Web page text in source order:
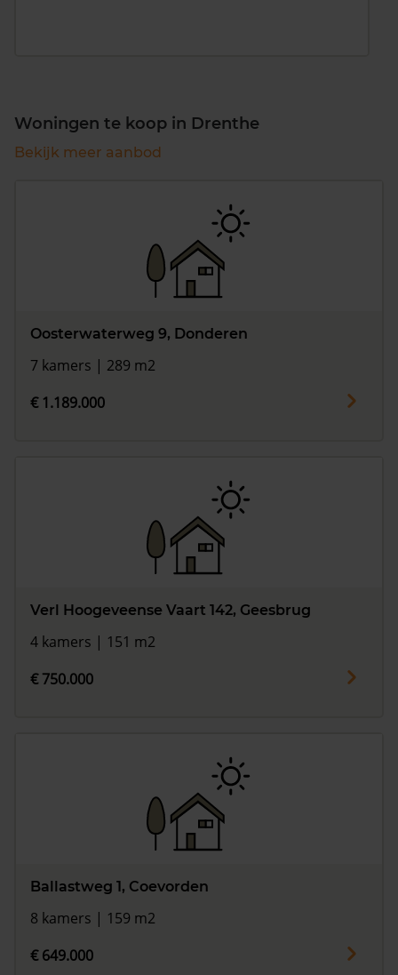
Woningen te koop in Drenthe
Bekijk meer aanbod
Oosterwaterweg 9, Donderen
7 kamers | 289 m2
€ 1.189.000
Verl Hoogeveense Vaart 142, Geesbrug
4 kamers | 151 m2
€ 750.000
Ballastweg 1, Coevorden
8 kamers | 159 m2
€ 649.000